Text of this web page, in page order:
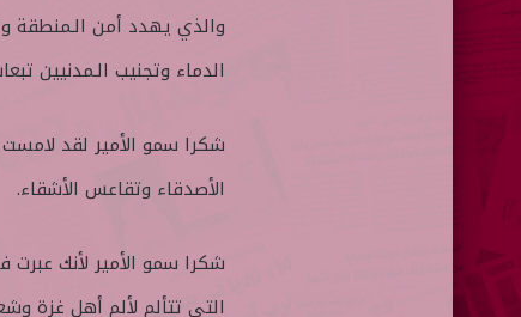
والذي يهدد أمن الـمنطقة
الدماء وتجنيب الـمدنيين
شكرا سمو الأمير لقد
الأصدقاء وتقاعس الأشقاء.
شكرا سمو الأمير لأنك
التي تتألم لألم أهل غزة